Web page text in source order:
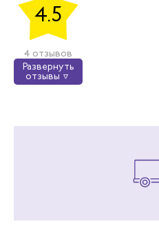
4.5
4 отзывов
Развернуть
отзывы